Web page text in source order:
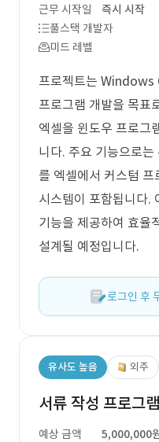
근무 시작일
즉시 시작
풀스택 개발자
미드 레벨
프로젝트는 Windows
프로그램 개발을 목표
엑셀을 윈도우 프로그
니다. 주요 기능으로
를 엑셀에서 커스텀
시스템이 포함됩니다.
기능을 제공하여 효율
설계될 예정입니다.
로그인 후
유사도 높음 외주
서류 작성 프로그
예상 금액
5,000,000